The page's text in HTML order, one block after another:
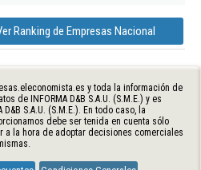
Ranking de Empresas Nacional
y toda la información de
de INFORMA D&B S.A.U. (S.M.E.) y es
S.A.U. (S.M.E.). En todo caso, la
debe ser tenida en cuenta sólo
a la hora de adoptar decisiones comerciales